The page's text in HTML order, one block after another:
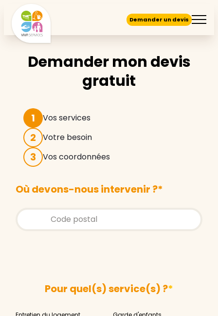
Demander un devis
Demander mon devis
gratuit
1 Vos services
2 Votre besoin
3 Vos coordonnées
Où devons-nous intervenir ?*
Store locator global - Autocompletion
Rechercher
Pour quel(s) service(s) ?*